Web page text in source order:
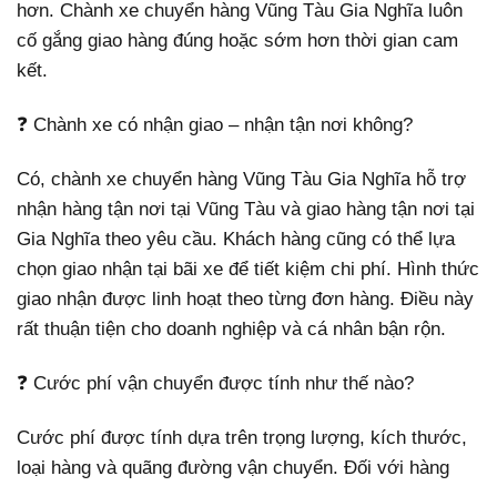
hơn. Chành xe chuyển hàng Vũng Tàu Gia Nghĩa luôn
cố gắng giao hàng đúng hoặc sớm hơn thời gian cam
kết.
❓ Chành xe có nhận giao – nhận tận nơi không?
Có, chành xe chuyển hàng Vũng Tàu Gia Nghĩa hỗ trợ
nhận hàng tận nơi tại Vũng Tàu và giao hàng tận nơi tại
Gia Nghĩa theo yêu cầu. Khách hàng cũng có thể lựa
chọn giao nhận tại bãi xe để tiết kiệm chi phí. Hình thức
giao nhận được linh hoạt theo từng đơn hàng. Điều này
rất thuận tiện cho doanh nghiệp và cá nhân bận rộn.
❓ Cước phí vận chuyển được tính như thế nào?
Cước phí được tính dựa trên trọng lượng, kích thước,
loại hàng và quãng đường vận chuyển. Đối với hàng